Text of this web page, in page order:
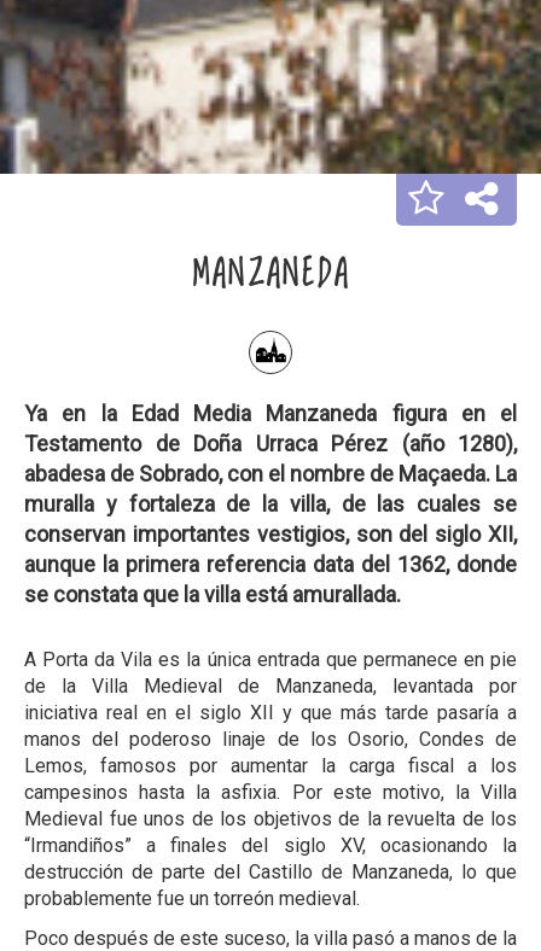
MANZANEDA
Ya en la Edad Media Manzaneda figura en el
Testamento de Doña Urraca Pérez (año 1280),
abadesa de Sobrado, con el nombre de Maçaeda. La
muralla y fortaleza de la villa, de las cuales se
conservan importantes vestigios, son del siglo XII,
aunque la primera referencia data del 1362, donde
se constata que la villa está amurallada.
A Porta da Vila es la única entrada que permanece en pie
de la Villa Medieval de Manzaneda, levantada por
iniciativa real en el siglo XII y que más tarde pasaría a
manos del poderoso linaje de los Osorio, Condes de
Lemos, famosos por aumentar la carga fiscal a los
campesinos hasta la asfixia. Por este motivo, la Villa
Medieval fue unos de los objetivos de la revuelta de los
“Irmandiños” a finales del siglo XV, ocasionando la
destrucción de parte del Castillo de Manzaneda, lo que
probablemente fue un torreón medieval.
Poco después de este suceso, la villa pasó a manos de la